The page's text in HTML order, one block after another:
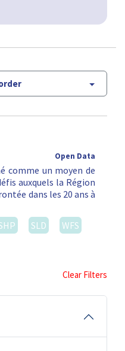
Open Data
comme un moyen de
auxquels la Région
dans les 20 ans à
SLD
WFS
Clear Filters